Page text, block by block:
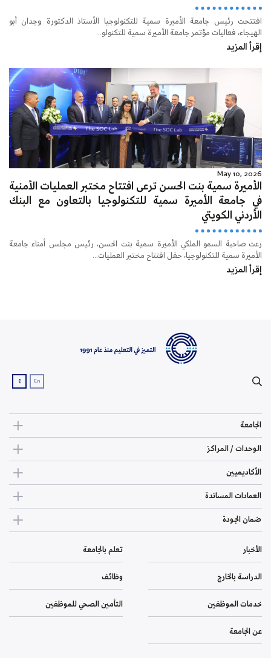
افتتحت رئيس جامعة الأميرة سمية للتكنولوجيا الأستاذ الدكتورة وجدان أبو
الهيجاء، فعاليات مؤتمر جامعة الأميرة سمية للتكنولو...
إقرأ المزيد
May 10, 2026
الأميرة سمية بنت الحسن ترعى افتتاح مختبر العمليات الأمنية
في جامعة الأميرة سمية للتكنولوجيا بالتعاون مع البنك
الأردني الكويتي
رعت صاحبة السمو الملكي الأميرة سمية بنت الحسن، رئيس مجلس أمناء جامعة
الأميرة سمية للتكنولوجيا، حفل افتتاح مختبر العمليات...
إقرأ المزيد
En ع
الجامعة
الوحدات / المراكز
الأكاديميين
العمادات المساندة
ضمان الجودة
الأخبار تعلم بالجامعة
الدراسة بالخارج وظائف
خدمات الموظفين التأمين الصحي للموظفين
عن الجامعة